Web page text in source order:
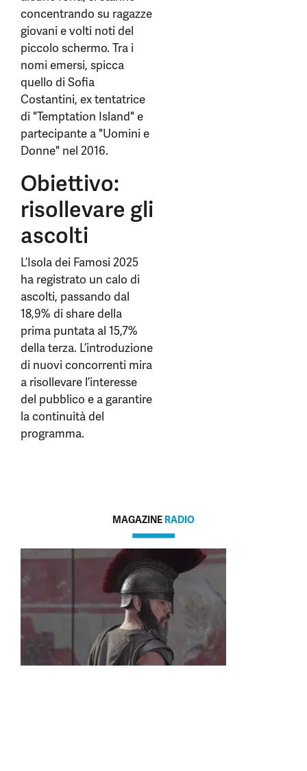
concentrando su ragazze
giovani e volti noti del
piccolo schermo. Tra i
nomi emersi, spicca
quello di Sofia
Costantini, ex tentatrice
di "Temptation Island" e
partecipante a "Uomini e
Donne" nel 2016.
Obiettivo:
risollevare gli
ascolti
L’Isola dei Famosi 2025
ha registrato un calo di
ascolti, passando dal
18,9% di share della
prima puntata al 15,7%
della terza. L’introduzione
di nuovi concorrenti mira
a risollevare l’interesse
del pubblico e a garantire
la continuità del
programma.
MAGAZINE RADIO